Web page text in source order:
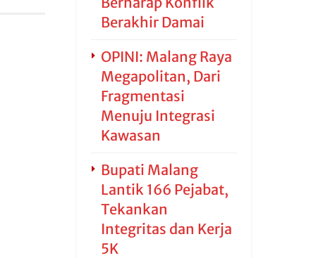
Berakhir Damai
OPINI: Malang Raya
Megapolitan, Dari
Fragmentasi
Menuju Integrasi
Kawasan
Bupati Malang
Lantik 166 Pejabat,
Tekankan
Integritas dan Kerja
5K